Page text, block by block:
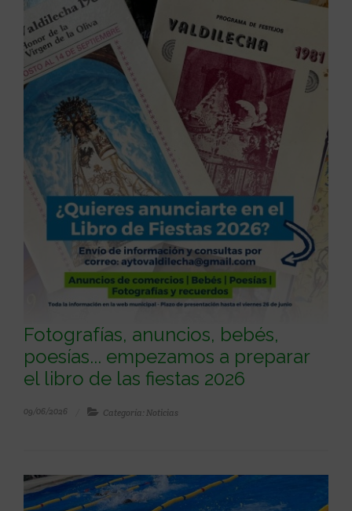
Fotografías, anuncios, bebés,
poesías... empezamos a preparar
el libro de las fiestas 2026
09/06/2026 Categoría: Noticias